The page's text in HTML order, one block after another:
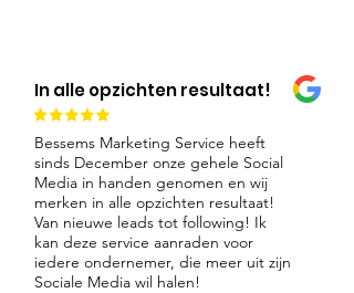
In alle opzichten resultaat!
Bessems Marketing Service heeft
sinds December onze gehele Social
Media in handen genomen en wij
merken in alle opzichten resultaat!
Van nieuwe leads tot following! Ik
kan deze service aanraden voor
iedere ondernemer, die meer uit zijn
Sociale Media wil halen!